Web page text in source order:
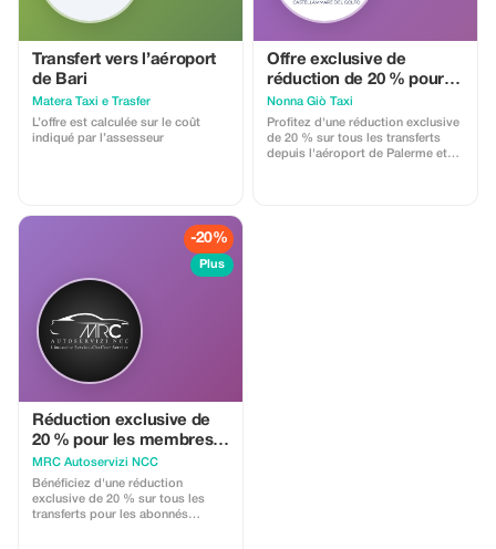
Transfert vers l’aéroport
de Bari
Matera Taxi e Trasfer
L’offre est calculée sur le coût
indiqué par l’assesseur
Offre exclusive de
réduction de 20 % pour
les abonnés premium !
Nonna Giò Taxi
Profitez d'une réduction exclusive
de 20 % sur tous les transferts
depuis l'aéroport de Palerme et
-20%
Plus
Réduction exclusive de
20 % pour les membres
premium
MRC Autoservizi NCC
Bénéficiez d'une réduction
exclusive de 20 % sur tous les
transferts pour les abonnés